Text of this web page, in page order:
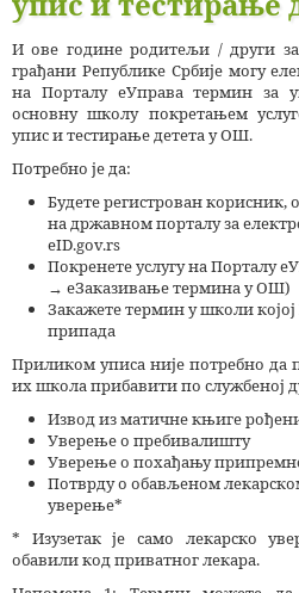
И ове године родитељи / други
грађани Републике Србије могу
на Порталу еУправа термин за
основну школу покретањем
упис и тестирање детета у ОШ.
Потребно је да:
Будете регистрован
на државном порталу за
eID.gov.rs
Покренете услугу на Порталу
→ еЗаказивање термина у ОШ)
Закажете термин у школи
припада
Приликом уписа није потребно да
их школа прибавити по службеној
Извод из матичне књиге
Уверење о пребивалишту
Уверење о похађању
Потврду о обављеном
уверење*
* Изузетак је само лекарско
обавили код приватног лекара.